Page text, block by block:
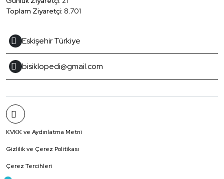
Toplam Ziyaretçi: 8.701
Eskişehir Türkiye
bisiklopedi@gmail.com
KVKK ve Aydınlatma Metni
Gizlilik ve Çerez Politikası
Çerez Tercihleri